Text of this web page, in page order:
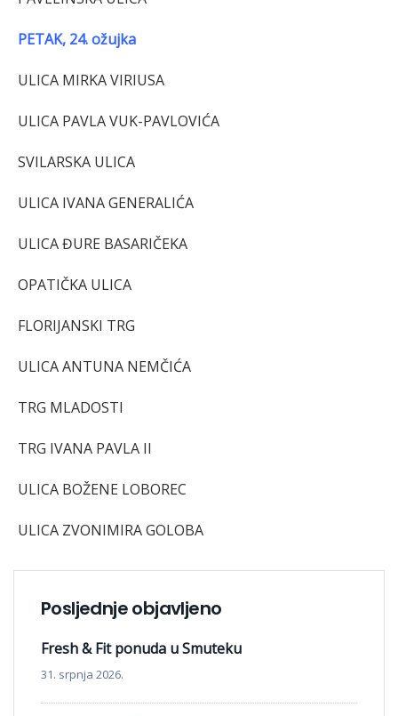
PETAK, 24. ožujka
ULICA MIRKA VIRIUSA
ULICA PAVLA VUK-PAVLOVIĆA
SVILARSKA ULICA
ULICA IVANA GENERALIĆA
ULICA ĐURE BASARIČEKA
OPATIČKA ULICA
FLORIJANSKI TRG
ULICA ANTUNA NEMČIĆA
TRG MLADOSTI
TRG IVANA PAVLA II
ULICA BOŽENE LOBOREC
ULICA ZVONIMIRA GOLOBA
Posljednje objavljeno
Fresh & Fit ponuda u Smuteku
31. srpnja 2026.